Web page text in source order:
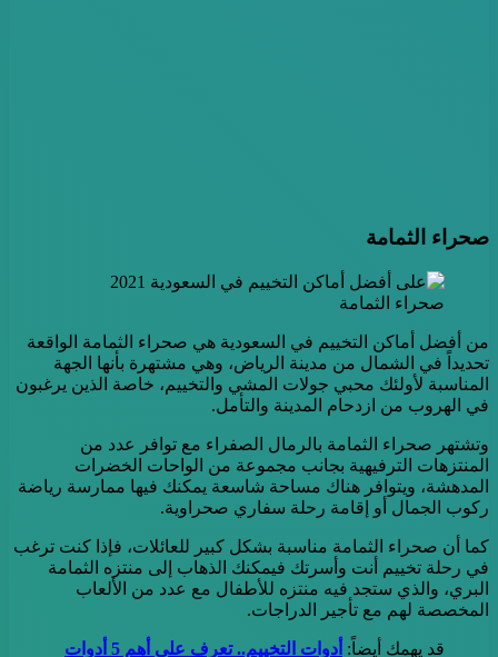
صحراء الثمامة
صحراء الثمامة
من أفضل أماكن التخييم في السعودية هي صحراء الثمامة الواقعة
تحديداً في الشمال من مدينة الرياض، وهي مشتهرة بأنها الجهة
المناسبة لأولئك محبي جولات المشي والتخييم، خاصة الذين يرغبون
في الهروب من ازدحام المدينة والتأمل.
وتشتهر صحراء الثمامة بالرمال الصفراء مع توافر عدد من
المنتزهات الترفيهية بجانب مجموعة من الواحات الخضرات
المدهشة، ويتوافر هناك مساحة شاسعة يمكنك فيها ممارسة رياضة
ركوب الجمال أو إقامة رحلة سفاري صحراوية.
كما أن صحراء الثمامة مناسبة بشكل كبير للعائلات، فإذا كنت ترغب
في رحلة تخييم أنت وأسرتك فيمكنك الذهاب إلى منتزه الثمامة
البري، والذي ستجد فيه منتزه للأطفال مع عدد من الألعاب
المخصصة لهم مع تأجير الدراجات.
قد يهمك أيضاً: أدوات التخييم.. تعرف على أهم 5 أدوات